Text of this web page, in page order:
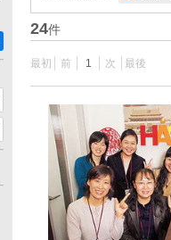
24件
最初 前 1 次 最後